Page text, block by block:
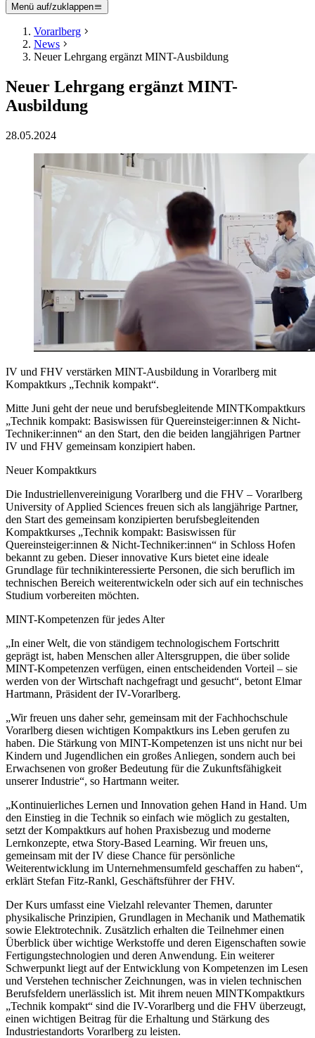
Menü auf/zuklappen
Vorarlberg
News
Neuer Lehrgang ergänzt MINT-Ausbildung
Neuer Lehrgang ergänzt MINT-
Ausbildung
28.05.2024
IV und FHV verstärken MINT-Ausbildung in Vorarlberg mit
Kompaktkurs „Technik kompakt“.
Mitte Juni geht der neue und berufsbegleitende MINTKompaktkurs
„Technik kompakt: Basiswissen für Quereinsteiger:innen & Nicht-
Techniker:innen“ an den Start, den die beiden langjährigen Partner
IV und FHV gemeinsam konzipiert haben.
Neuer Kompaktkurs
Die Industriellenvereinigung Vorarlberg und die FHV – Vorarlberg
University of Applied Sciences freuen sich als langjährige Partner,
den Start des gemeinsam konzipierten berufsbegleitenden
Kompaktkurses „Technik kompakt: Basiswissen für
Quereinsteiger:innen & Nicht-Techniker:innen“ in Schloss Hofen
bekannt zu geben. Dieser innovative Kurs bietet eine ideale
Grundlage für technikinteressierte Personen, die sich beruflich im
technischen Bereich weiterentwickeln oder sich auf ein technisches
Studium vorbereiten möchten.
MINT-Kompetenzen für jedes Alter
„In einer Welt, die von ständigem technologischem Fortschritt
geprägt ist, haben Menschen aller Altersgruppen, die über solide
MINT-Kompetenzen verfügen, einen entscheidenden Vorteil – sie
werden von der Wirtschaft nachgefragt und gesucht“, betont Elmar
Hartmann, Präsident der IV-Vorarlberg.
„Wir freuen uns daher sehr, gemeinsam mit der Fachhochschule
Vorarlberg diesen wichtigen Kompaktkurs ins Leben gerufen zu
haben. Die Stärkung von MINT-Kompetenzen ist uns nicht nur bei
Kindern und Jugendlichen ein großes Anliegen, sondern auch bei
Erwachsenen von großer Bedeutung für die Zukunftsfähigkeit
unserer Industrie“, so Hartmann weiter.
„Kontinuierliches Lernen und Innovation gehen Hand in Hand. Um
den Einstieg in die Technik so einfach wie möglich zu gestalten,
setzt der Kompaktkurs auf hohen Praxisbezug und moderne
Lernkonzepte, etwa Story-Based Learning. Wir freuen uns,
gemeinsam mit der IV diese Chance für persönliche
Weiterentwicklung im Unternehmensumfeld geschaffen zu haben“,
erklärt Stefan Fitz-Rankl, Geschäftsführer der FHV.
Der Kurs umfasst eine Vielzahl relevanter Themen, darunter
physikalische Prinzipien, Grundlagen in Mechanik und Mathematik
sowie Elektrotechnik. Zusätzlich erhalten die Teilnehmer einen
Überblick über wichtige Werkstoffe und deren Eigenschaften sowie
Fertigungstechnologien und deren Anwendung. Ein weiterer
Schwerpunkt liegt auf der Entwicklung von Kompetenzen im Lesen
und Verstehen technischer Zeichnungen, was in vielen technischen
Berufsfeldern unerlässlich ist. Mit ihrem neuen MINTKompaktkurs
„Technik kompakt“ sind die IV-Vorarlberg und die FHV überzeugt,
einen wichtigen Beitrag für die Erhaltung und Stärkung des
Industriestandorts Vorarlberg zu leisten.